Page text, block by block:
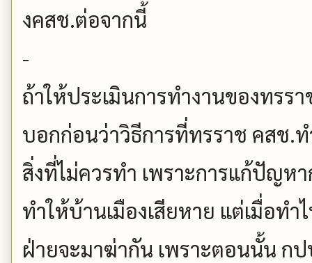
งคสช.ต่อจากนี้
-
ถ้าให้ประเมินการทำงานของทร
บอกก่อนว่าวิธีการที่ทรราช คสช.
สิ่งที่ไม่ควรทำ เพราะการแก้ปัญห
ทำให้บ้านเมืองเสียหาย แต่เมื่อท
ฝ่ายจะมาฆ่ากัน เพราะตอนนั้น ก